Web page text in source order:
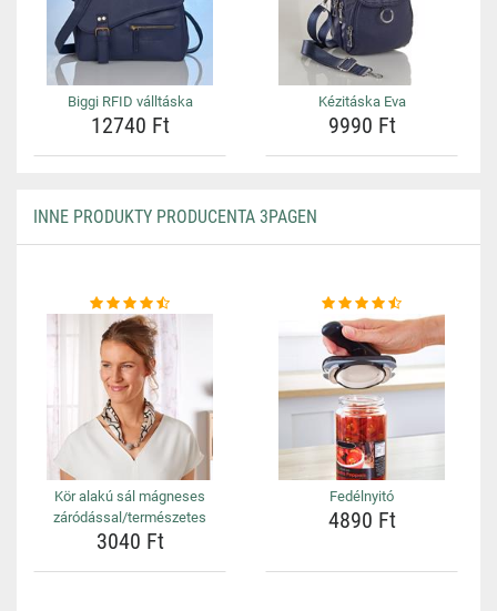
Biggi RFID válltáska
12740 Ft
Kézitáska Eva
9990 Ft
INNE PRODUKTY PRODUCENTA 3PAGEN
Kör alakú sál mágneses
záródással/természetes
3040 Ft
Fedélnyitó
4890 Ft